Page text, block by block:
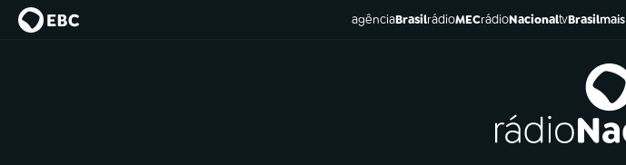
agênciaBrasilrádioMECrádioNacionaltvBrasilmais